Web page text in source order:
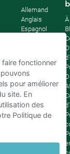
Allemand
Anglais
Espagnol
fonctionner
pour améliorer
site. En
des
Politique de